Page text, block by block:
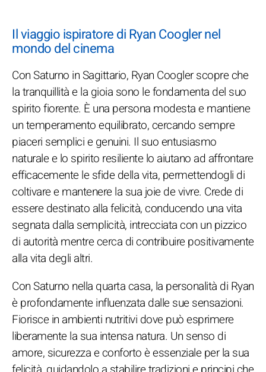
Il viaggio ispiratore di Ryan Coogler nel
mondo del cinema
Con Saturno in Sagittario, Ryan Coogler scopre che
la tranquillità e la gioia sono le fondamenta del suo
spirito fiorente. È una persona modesta e mantiene
un temperamento equilibrato, cercando sempre
piaceri semplici e genuini. Il suo entusiasmo
naturale e lo spirito resiliente lo aiutano ad affrontare
efficacemente le sfide della vita, permettendogli di
coltivare e mantenere la sua joie de vivre. Crede di
essere destinato alla felicità, conducendo una vita
segnata dalla semplicità, intrecciata con un pizzico
di autorità mentre cerca di contribuire positivamente
alla vita degli altri.
Con Saturno nella quarta casa, la personalità di Ryan
è profondamente influenzata dalle sue sensazioni.
Fiorisce in ambienti nutritivi dove può esprimere
liberamente la sua intensa natura. Un senso di
amore, sicurezza e conforto è essenziale per la sua